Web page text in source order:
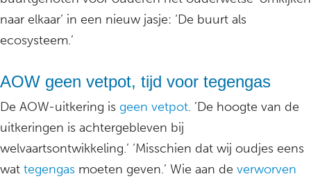
naar elkaar’ in een nieuw jasje: ‘De buurt als
ecosysteem.’
AOW geen vetpot, tijd voor tegengas
De AOW-uitkering is geen vetpot. ’De hoogte van de
uitkeringen is achtergebleven bij
welvaartsontwikkeling.’ ‘Misschien dat wij oudjes eens
wat tegengas moeten geven.’ Wie aan de verworven